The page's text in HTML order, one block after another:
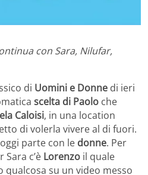
con Sara, Nilufar,
di Uomini e Donne di ieri
scelta di Paolo che
Caloisi, in una location
di volerla vivere al di fuori.
parte con le donne. Per
Sara c’è Lorenzo il quale
su un video messo